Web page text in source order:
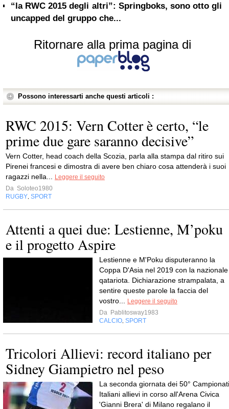
“la RWC 2015 degli altri”: Springboks, sono otto gli
uncapped del gruppo che...
Ritornare alla prima pagina di
Possono interessarti anche questi articoli :
RWC 2015: Vern Cotter è certo, “le
prime due gare saranno decisive”
Vern Cotter, head coach della Scozia, parla alla stampa dal ritiro sui
Pirenei francesi e dimostra di avere ben chiaro cosa attenderà i suoi
ragazzi nella...
Leggere il seguito
Da Soloteo1980
RUGBY SPORT
Attenti a quei due: Lestienne, M’poku
e il progetto Aspire
Lestienne e M'Poku disputeranno la
Coppa D'Asia nel 2019 con la nazionale
qatariota. Dichiarazione strampalata, a
sentire queste parole la faccia del
vostro...
Leggere il seguito
Da Pablitosway1983
CALCIO SPORT
Tricolori Allievi: record italiano per
Sidney Giampietro nel peso
La seconda giornata dei 50° Campionati
Italiani allievi in corso all'Arena Civica
'Gianni Brera' di Milano regalano il